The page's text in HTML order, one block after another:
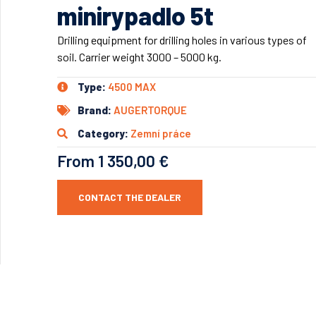
minirypadlo 5t
Drilling equipment for drilling holes in various types of
soil. Carrier weight 3000 – 5000 kg.
Type: 4500 MAX
Brand: AUGERTORQUE
Category: Zemní práce
From 1 350,00 €
CONTACT THE DEALER